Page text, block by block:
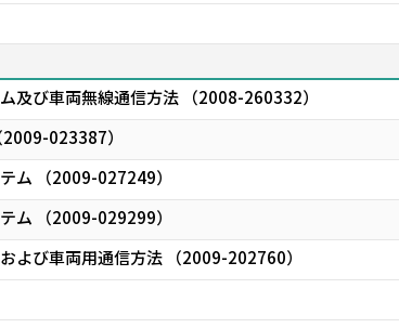
及び車両無線通信方法 （2008-260332）
023387）
ム （2009-027249）
ム （2009-029299）
よび車両用通信方法 （2009-202760）